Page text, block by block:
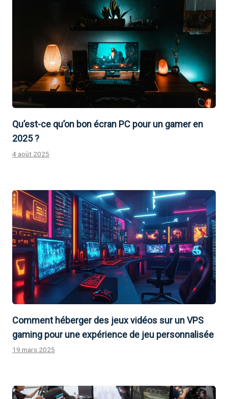
Qu’est-ce qu’on bon écran PC pour un gamer en
2025 ?
4 août 2025
Comment héberger des jeux vidéos sur un VPS
gaming pour une expérience de jeu personnalisée
19 mars 2025